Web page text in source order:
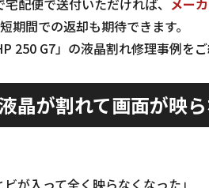
配便で送付いただければ、 メー
期間での返却も期待できます。
250 G7」の液晶割れ修理事例を
晶が割れて画面が映
が入って全く映らなくなった」